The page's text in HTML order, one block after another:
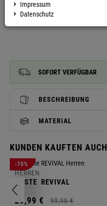
HERREN
SOFORT VERFÜGBAR
BESCHREIBUNG
MATERIAL
KUNDEN KAUFTEN AUCH
-70%
HERREN
WESTE REVIVAL
29,99 € 99,90 €
Impressum
Datenschutz